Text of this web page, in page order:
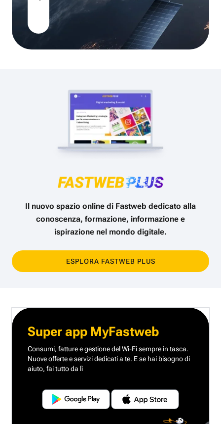
Il nuovo spazio online di Fastweb dedicato alla
conoscenza, formazione, informazione e
ispirazione nel mondo digitale.
ESPLORA FASTWEB PLUS
Super app MyFastweb
Consumi, fatture e gestione del Wi-Fi sempre in tasca.
Nuove offerte e servizi dedicati a te. E se hai bisogno di
aiuto, fai tutto da lì